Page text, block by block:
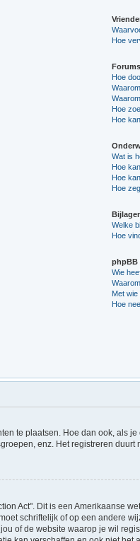
Hoe
Hoe
Hoe
Hoe
Wat is
Hoe
Hoe
Hoe
Welke
Hoe
phpBB
Wie
Met
Hoe
te plaatsen. Hoe dan ook, als
enz. Het registreren duurt
Act". Dit is een
schriftelijk of op een andere
of de website waarop je wil